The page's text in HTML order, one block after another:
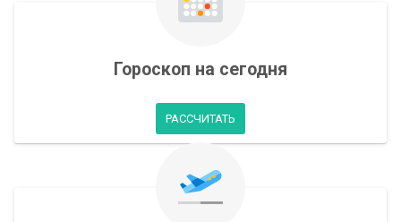
Гороскоп на сегодня
РАССЧИТАТЬ